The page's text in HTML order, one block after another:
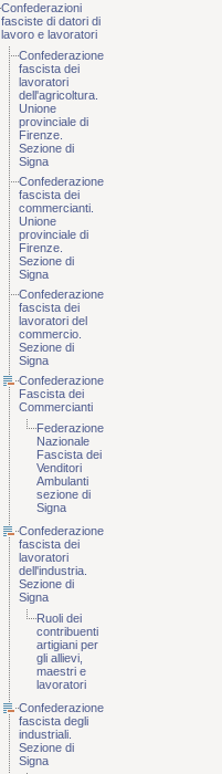
Confederazioni
fasciste di datori di
lavoro e lavoratori
Confederazione
fascista dei
lavoratori
dell'agricoltura.
Unione
provinciale di
Firenze.
Sezione di
Signa
Confederazione
fascista dei
commercianti.
Unione
provinciale di
Firenze.
Sezione di
Signa
Confederazione
fascista dei
lavoratori del
commercio.
Sezione di
Signa
Confederazione
Fascista dei
Commercianti
Federazione
Nazionale
Fascista dei
Venditori
Ambulanti
sezione di
Signa
Confederazione
fascista dei
lavoratori
dell'industria.
Sezione di
Signa
Ruoli dei
contribuenti
artigiani per
gli allievi,
maestri e
lavoratori
Confederazione
fascista degli
industriali.
Sezione di
Signa